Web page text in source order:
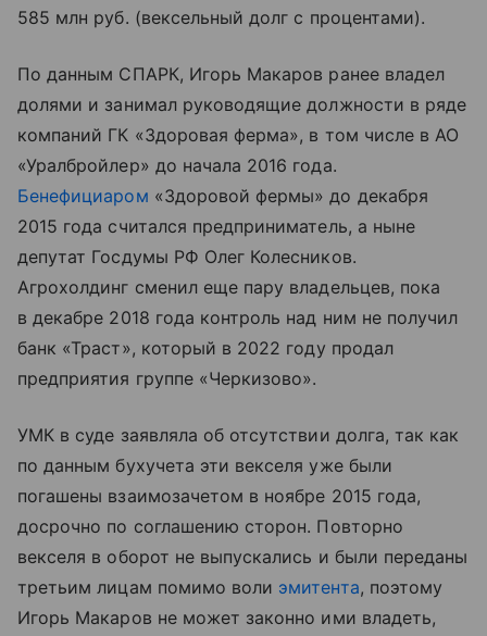
585 млн руб. (вексельный долг с процентами).
По данным СПАРК, Игорь Макаров ранее владел
долями и занимал руководящие должности в ряде
компаний ГК «Здоровая ферма», в том числе в АО
«Уралбройлер» до начала 2016 года.
Бенефициаром «Здоровой фермы» до декабря
2015 года считался предприниматель, а ныне
депутат Госдумы РФ Олег Колесников.
Агрохолдинг сменил еще пару владельцев, пока
в декабре 2018 года контроль над ним не получил
банк «Траст», который в 2022 году продал
предприятия группе «Черкизово».
УМК в суде заявляла об отсутствии долга, так как
по данным бухучета эти векселя уже были
погашены взаимозачетом в ноябре 2015 года,
досрочно по соглашению сторон. Повторно
векселя в оборот не выпускались и были переданы
третьим лицам помимо воли эмитента, поэтому
Игорь Макаров не может законно ими владеть,